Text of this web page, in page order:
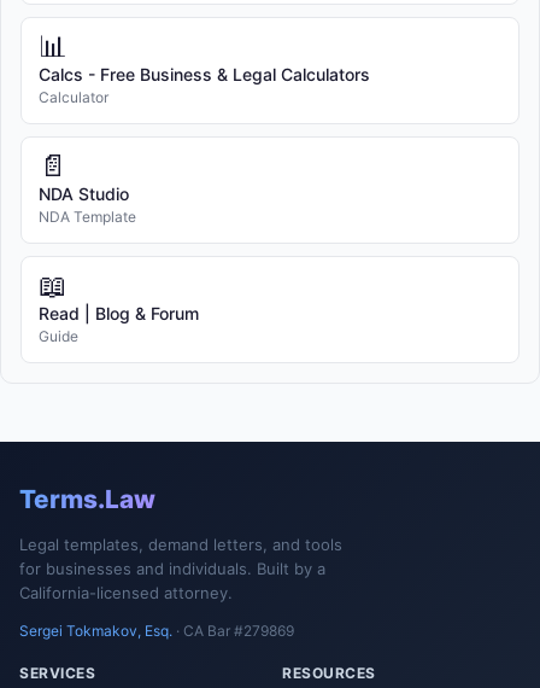
📊
Calcs - Free Business & Legal Calculators
Calculator
📄
NDA Studio
NDA Template
📖
Read | Blog & Forum
Guide
Terms.Law
Legal templates, demand letters, and tools
for businesses and individuals. Built by a
California-licensed attorney.
Sergei Tokmakov, Esq. · CA Bar #279869
SERVICES RESOURCES